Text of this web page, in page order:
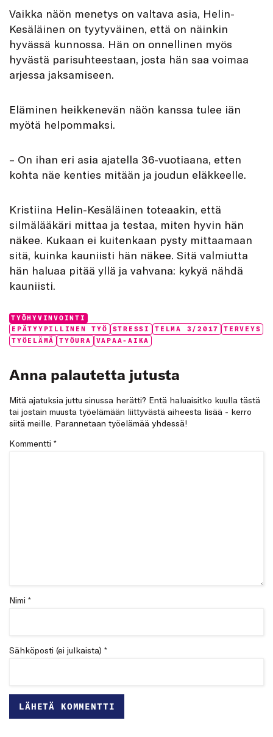
Vaikka näön menetys on valtava asia, Helin-
Kesäläinen on tyytyväinen, että on näinkin
hyvässä kunnossa. Hän on onnellinen myös
hyvästä parisuhteestaan, josta hän saa voimaa
arjessa jaksamiseen.
Eläminen heikkenevän näön kanssa tulee iän
myötä helpommaksi.
– On ihan eri asia ajatella 36-vuotiaana, etten
kohta näe kenties mitään ja joudun eläkkeelle.
Kristiina Helin-Kesäläinen toteaakin, että
silmälääkäri mittaa ja testaa, miten hyvin hän
näkee. Kukaan ei kuitenkaan pysty mittaamaan
sitä, kuinka kauniisti hän näkee. Sitä valmiutta
hän haluaa pitää yllä ja vahvana: kykyä nähdä
kauniisti.
Categories:
TYÖHYVINVOINTI
Tags:
EPÄTYYPILLINEN TYÖ STRESSI TELMA 3/2017
TERVEYS
TYÖELÄMÄ
TYÖURA VAPAA-AIKA
Anna palautetta jutusta
Mitä ajatuksia juttu sinussa herätti? Entä haluaisitko kuulla tästä
tai jostain muusta työelämään liittyvästä aiheesta lisää - kerro
siitä meille. Parannetaan työelämää yhdessä!
Kommentti *
Nimi *
Sähköposti (ei julkaista) *